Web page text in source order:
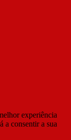
experiência
a consentir a sua